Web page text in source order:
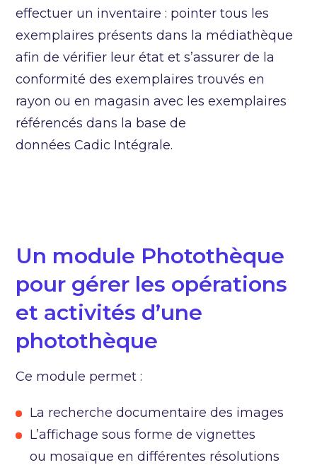
effectuer un inventaire : pointer tous les
exemplaires présents dans la médiathèque
afin de vérifier leur état et s’assurer de la
conformité des exemplaires trouvés en
rayon ou en magasin avec les exemplaires
référencés dans la base de
données Cadic Intégrale.
Un module Photothèque
pour gérer les opérations
et activités d’une
photothèque
Ce module permet :
La recherche documentaire des images
L’affichage sous forme de vignettes
ou mosaïque en différentes résolutions